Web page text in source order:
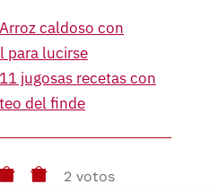
Arroz caldoso con
para lucirse
11 jugosas recetas con
del finde
2 votos